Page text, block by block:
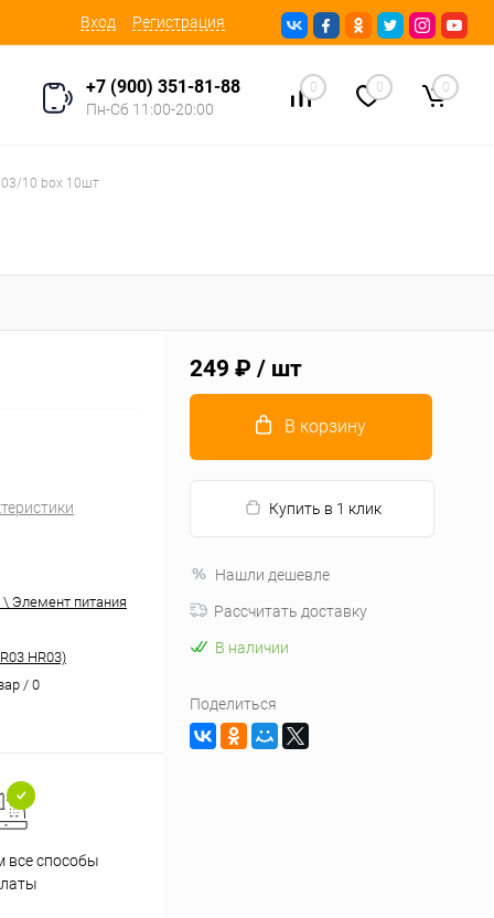
Вход Регистрация
+7 (900) 351-81-88
Пн-Сб 11:00-20:00
0 0 0
10 box 10шт
\ Элемент питания
HR03)
/ 0
все способы
249 ₽ / шт
В корзину
Купить в 1 клик
Нашли дешевле
Рассчитать доставку
В наличии
Поделиться